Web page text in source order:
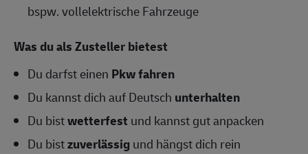
bspw. vollelektrische Fahrzeuge
Was du als Zusteller bietest
Du darfst einen Pkw fahren
Du kannst dich auf Deutsch unterhalten
Du bistwetterfest und kannst gut anpacken
Du bistzuverlässigund hängst dich rein